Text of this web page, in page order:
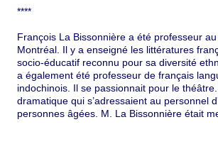
****
François La Bissonnière a été professeur
Montréal. Il y a enseigné les littératures
socio-éducatif reconnu pour sa diversité
a également été professeur de français
indochinois. Il se passionnait pour le
dramatique qui s’adressaient au personnel
personnes âgées. M. La Bissonnière était